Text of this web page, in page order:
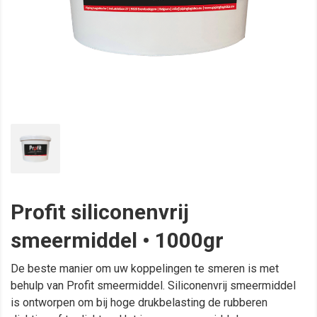
Profit siliconenvrij
smeermiddel • 1000gr
De beste manier om uw koppelingen te smeren is met
behulp van Profit smeermiddel. Siliconenvrij smeermiddel
is ontworpen om bij hoge drukbelasting de rubberen